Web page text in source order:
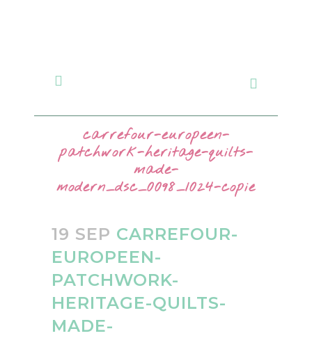
carrefour-europeen-
patchwork-heritage-quilts-
made-
modern_dsc_0098_1024-copie
19 SEP CARREFOUR-
EUROPEEN-
PATCHWORK-
HERITAGE-QUILTS-
MADE-